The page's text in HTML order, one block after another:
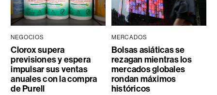
NEGOCIOS
Clorox supera
previsiones y espera
impulsar sus ventas
anuales con la compra
de Purell
MERCADOS
Bolsas asiáticas se
rezagan mientras los
mercados globales
rondan máximos
históricos